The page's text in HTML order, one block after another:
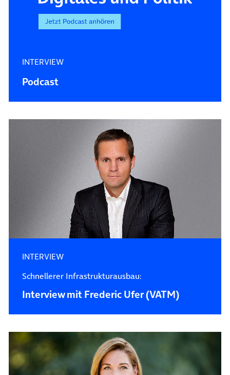
INTERVIEW
Podcast
INTERVIEW
Schnellerer Infrastrukturausbau:
Interview mit Frederic Ufer (VATM)